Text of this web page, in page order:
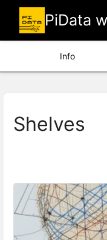
PiData
Info
Shelves